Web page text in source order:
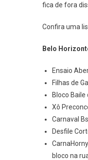
fica de fora
Confira uma
Belo
Ensaio
Filhas de
Bloco
Xô
Carnaval
Desfile
bloco na